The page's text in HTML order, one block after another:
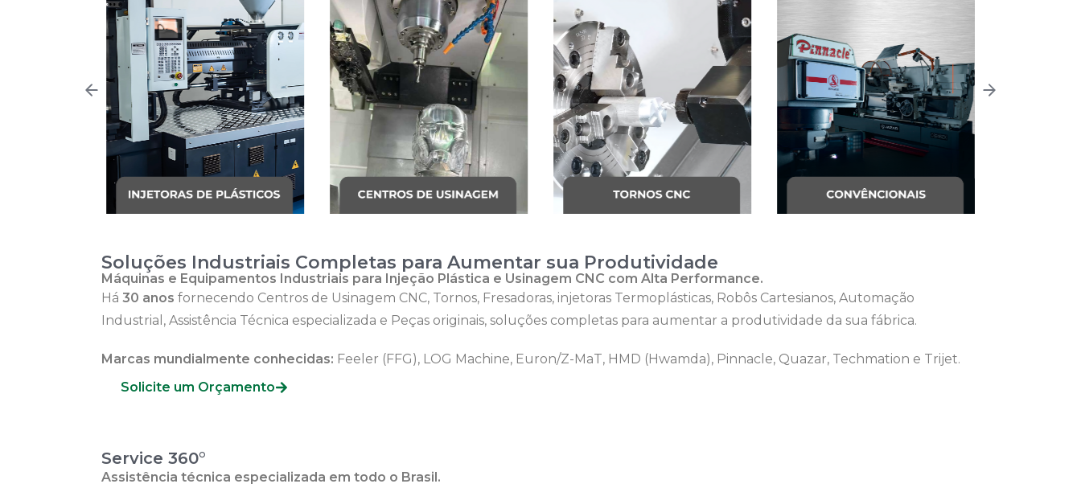
Soluções Industriais Completas para Aumentar sua Produtividade
Máquinas e Equipamentos Industriais para Injeção Plástica e Usinagem CNC com Alta Performance.
Há 30 anos fornecendo Centros de Usinagem CNC, Tornos, Fresadoras, injetoras Termoplásticas, Robôs Cartesianos, Automação
Industrial, Assistência Técnica especializada e Peças originais, soluções completas para aumentar a produtividade da sua fábrica.
Marcas mundialmente conhecidas: Feeler (FFG), LOG Machine, Euron/Z-MaT, HMD (Hwamda), Pinnacle, Quazar, Techmation e Trijet.
Solicite um Orçamento
Service 360°
Assistência técnica especializada em todo o Brasil.